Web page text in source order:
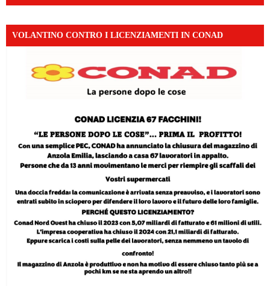
VOLANTINO CONTRO I LICENZIAMENTI IN CONAD